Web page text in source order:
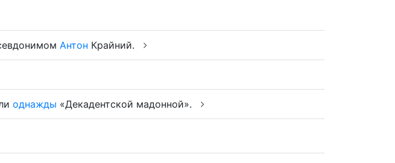
Антон Крайний.
однажды «Декадентской мадонной».